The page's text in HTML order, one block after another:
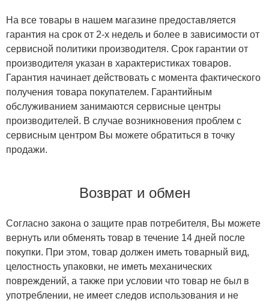
На все товары в нашем магазине предоставляется
гарантия на срок от 2-х недель и более в зависимости от
сервисной политики производителя. Срок гарантии от
производителя указан в характеристиках товаров.
Гарантия начинает действовать с момента фактического
получения товара покупателем. Гарантийным
обслуживанием занимаются сервисные центры
производителей. В случае возникновения проблем с
сервисным центром Вы можете обратиться в точку
продажи.
Возврат и обмен
Согласно закона о защите прав потребителя, Вы можете
вернуть или обменять товар в течение 14 дней после
покупки. При этом, товар должен иметь товарный вид,
целостность упаковки, не иметь механических
повреждений, а также при условии что товар не был в
употреблении, не имеет следов использования и не